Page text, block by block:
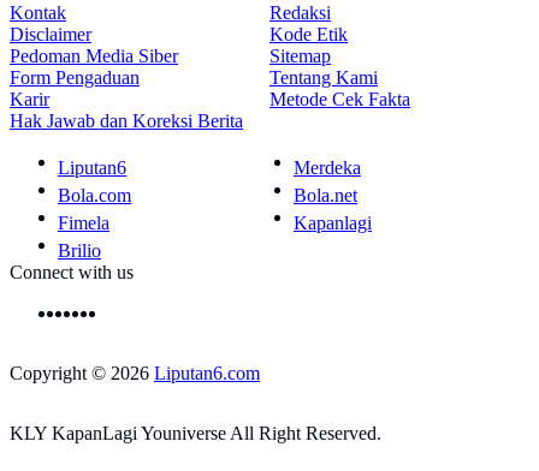
Kontak
Redaksi
Disclaimer
Kode Etik
Pedoman Media Siber
Sitemap
Form Pengaduan
Tentang Kami
Karir
Metode Cek Fakta
Hak Jawab dan Koreksi Berita
Liputan6
Merdeka
Bola.com
Bola.net
Fimela
Kapanlagi
Brilio
Connect with us
Copyright © 2026 Liputan6.com
KLY KapanLagi Youniverse All Right Reserved.